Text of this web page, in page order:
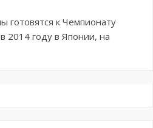
готовятся к Чемпионату
2014 году в Японии, на